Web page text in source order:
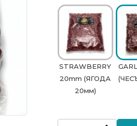
STRAWBERRY
20mm (ЯГОДА
20мм)